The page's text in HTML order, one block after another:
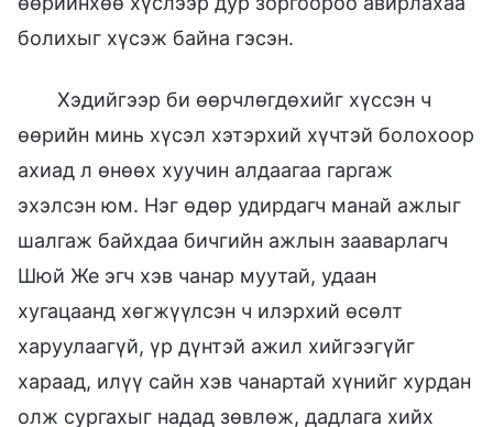
болихыг хүсэж байна гэсэн.
Хэдийгээр би өөрчлөгдөхийг хүссэн ч
өөрийн минь хүсэл хэтэрхий хүчтэй болохоор
ахиад л өнөөх хуучин алдаагаа гаргаж
эхэлсэн юм. Нэг өдөр удирдагч манай ажлыг
шалгаж байхдаа бичгийн ажлын зааварлагч
Шюй Же эгч хэв чанар муутай, удаан
хугацаанд хөгжүүлсэн ч илэрхий өсөлт
харуулаагүй, үр дүнтэй ажил хийгээгүйг
хараад, илүү сайн хэв чанартай хүнийг хурдан
олж сургахыг надад зөвлөж, дадлага хийх